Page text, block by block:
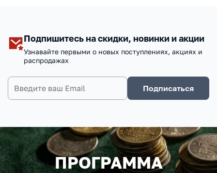
Подпишитесь на скидки, новинки и акции
Узнавайте первыми о новых поступлениях, акциях и
распродажах
Подписаться
ПРОГРАММА